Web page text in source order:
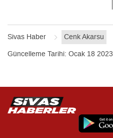
Sivas Haber
Cenk Akarsu
Güncelleme Tarihi: Ocak 18 2023